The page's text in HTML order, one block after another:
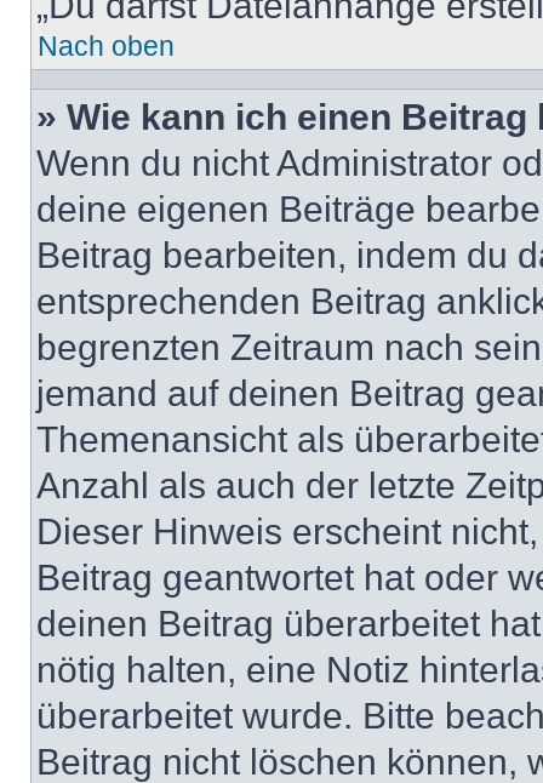
Nach oben
» Wie kann ich einen
Wenn du nicht Administrator
deine eigenen Beiträge
Beitrag bearbeiten, indem du
entsprechenden Beitrag
begrenzten Zeitraum nach
jemand auf deinen Beitrag
Themenansicht als
Anzahl als auch der letzte
Dieser Hinweis erscheint
Beitrag geantwortet hat oder
deinen Beitrag überarbeitet
nötig halten, eine Notiz
überarbeitet wurde. Bitte
Beitrag nicht löschen können,